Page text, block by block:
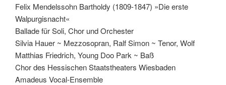
Felix Mendelssohn Bartholdy (1809-1847) »Die erste
Walpurgisnacht«
Ballade für Soli, Chor und Orchester
Silvia Hauer ~ Mezzosopran, Ralf Simon ~ Tenor, Wolf
Matthias Friedrich, Young Doo Park ~ Baß
Chor des Hessischen Staatstheaters Wiesbaden
Amadeus Vocal-Ensemble